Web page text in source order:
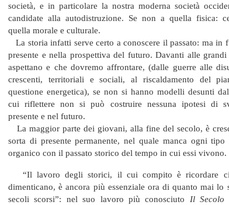
società, e in particolare la nostra moderna società
candidate alla autodistruzione. Se non a quella fisica:
quella morale e culturale.
La storia infatti serve certo a conoscere il passato: ma in
presente e nella prospettiva del futuro. Davanti alle
aspettano e che dovremo affrontare, (dalle guerre alle
crescenti, territoriali e sociali, al riscaldamento del
questione energetica), se non si hanno modelli desunti
cui riflettere non si può costruire nessuna ipotesi di
presente e nel futuro.
La maggior parte dei giovani, alla fine del secolo, è
sorta di presente permanente, nel quale manca ogni tipo
organico con il passato storico del tempo in cui essi vivono.
“Il lavoro degli storici, il cui compito è ricordare
dimenticano, è ancora più essenziale ora di quanto mai lo
secoli scorsi”: nel suo lavoro più conosciuto Il Secolo